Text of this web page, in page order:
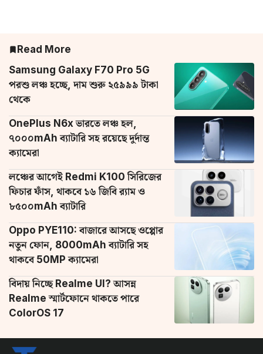
Read More
Samsung Galaxy F70 Pro 5G
পরশু লঞ্চ হচ্ছে, দাম শুরু ২৫৯৯৯ টাকা
থেকে
OnePlus N6x ভারতে লঞ্চ হল,
৭০০০mAh ব্যাটারি সহ রয়েছে দুর্দান্ত
ক্যামেরা
লঞ্চের আগেই Redmi K100 সিরিজের
ফিচার ফাঁস, থাকবে ১৬ জিবি র‌্যাম ও
৮৫০০mAh ব্যাটারি
Oppo PYE110: বাজারে আসছে ওপ্পোর
নতুন ফোন, 8000mAh ব্যাটারি সহ
থাকবে 50MP ক্যামেরা
বিদায় নিচ্ছে Realme UI? আসন্ন
Realme স্মার্টফোনে থাকতে পারে
ColorOS 17